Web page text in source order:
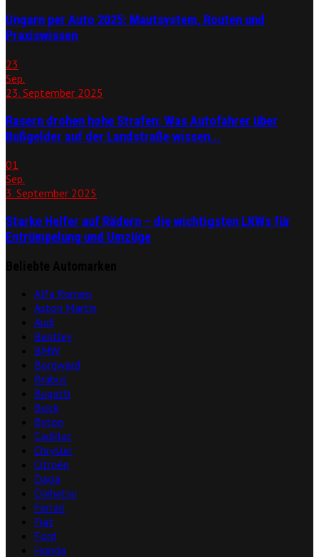
Ungarn per Auto 2025: Mautsystem, Routen und
Praxiswissen
23
Sep.
23. September 2025
Rasern drohen hohe Strafen: Was Autofahrer über
Bußgelder auf der Landstraße wissen...
01
Sep.
3. September 2025
Starke Helfer auf Rädern – die wichtigsten LKWs für
Entrümpelung und Umzüge
Alfa Romeo
Aston Martin
Audi
Bentley
BMW
Borgward
Brabus
Bugatti
Buick
Byton
Cadillac
Chrysler
Citroën
Dacia
Daihatsu
Ferrari
Fiat
Ford
Honda